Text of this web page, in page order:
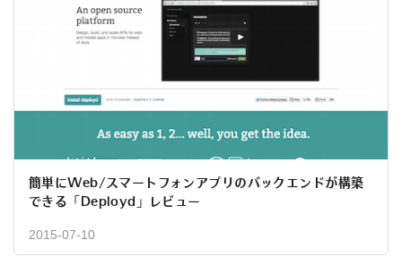
簡単にWeb/スマートフォンアプリのバックエンドが構築
できる「Deployd」レビュー
2015-07-10